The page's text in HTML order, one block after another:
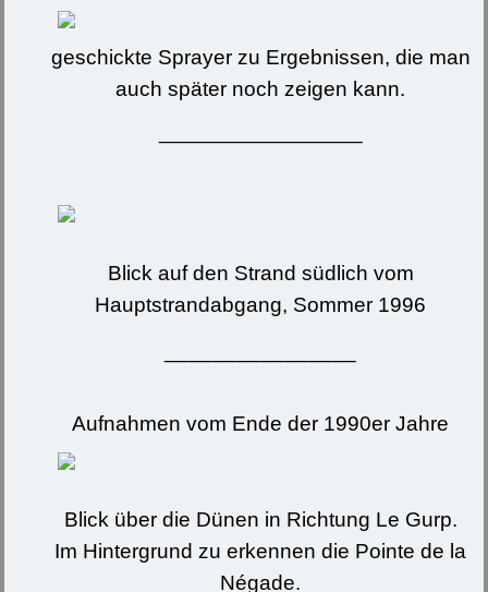
geschickte Sprayer zu Ergebnissen, die man
auch später noch zeigen kann.
Blick auf den Strand südlich vom
Hauptstrandabgang, Sommer 1996
Aufnahmen vom Ende der 1990er Jahre
Blick über die Dünen in Richtung Le Gurp.
Im Hintergrund zu erkennen die Pointe de la
Négade.